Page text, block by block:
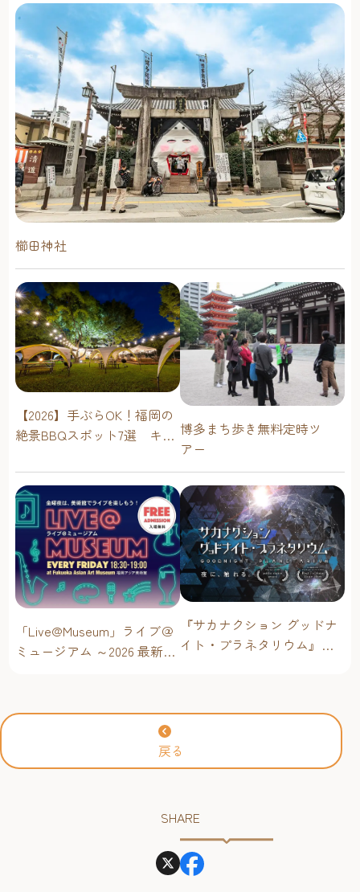
櫛田神社
【2026】手ぶらOK！福岡の
絶景BBQスポット7選 キャ
に楽しむ
博多まち歩き無料定時ツ
アー
「Live@Museum」ライブ＠
ミュージアム ～2026 最新イ
『サカナクション グッドナ
イト・プラネタリウム』が
戻る
SHARE